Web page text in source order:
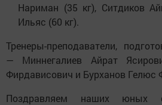
Нариман (35 кг), Ситдиков
Ильяс (60 кг).
Тренеры-преподаватели,
— Миннегалиев Айрат
Фирдависович и Бурханов Гелюс
Поздравляем наших юных